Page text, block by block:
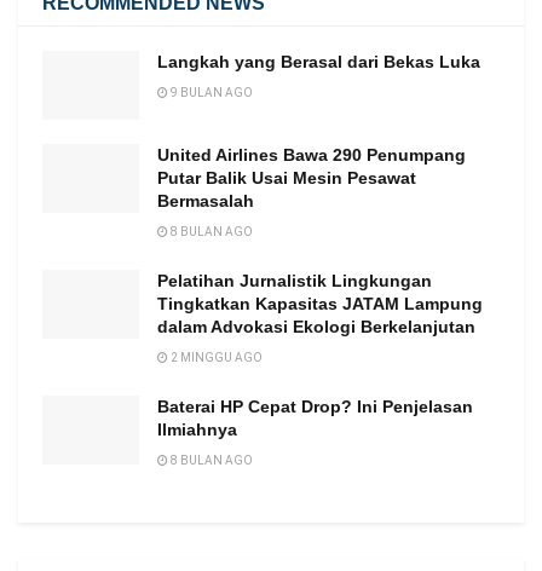
Langkah yang Berasal dari Bekas Luka
9 BULAN AGO
United Airlines Bawa 290 Penumpang
Putar Balik Usai Mesin Pesawat
Bermasalah
8 BULAN AGO
Pelatihan Jurnalistik Lingkungan
Tingkatkan Kapasitas JATAM Lampung
dalam Advokasi Ekologi Berkelanjutan
2 MINGGU AGO
Baterai HP Cepat Drop? Ini Penjelasan
Ilmiahnya
8 BULAN AGO